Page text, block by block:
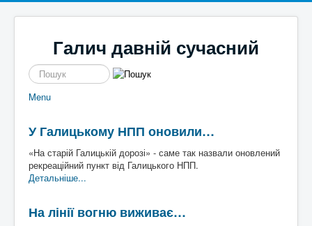
Галич давній сучасний
пошук
Menu
ЕкономікаІ сміх і сЛьози
Кримінал
Так сі не робе
Наше містоЧим жиє
СпортТо сила
Культура
ВолонтерствоЧас для інших
Галич
У Галицькому НПП оновили…
«На старій Галицькій дорозі» - саме так назвали оновлений
рекреаційний пункт від Галицького НПП.
Детальніше...
На лінії вогню виживає…